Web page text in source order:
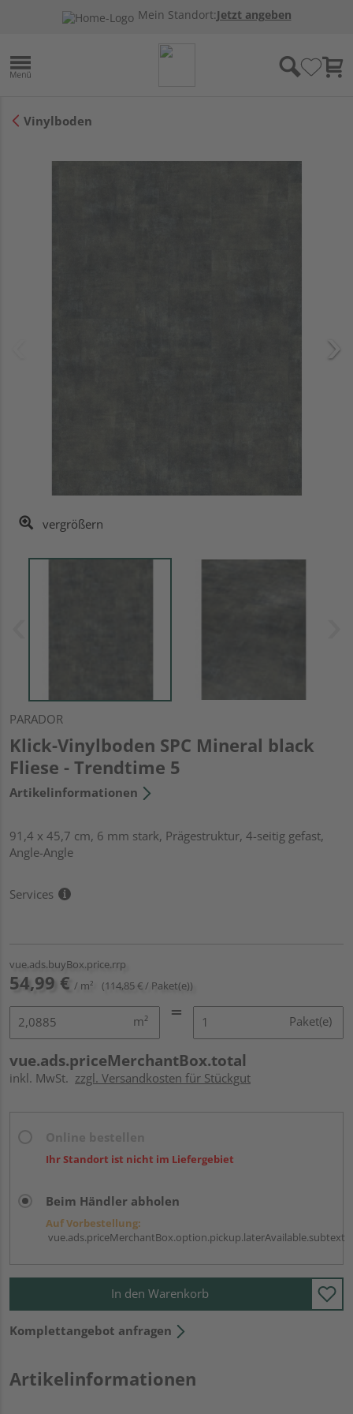
Mein Standort:Jetzt angeben
Vinylboden
vergrößern
PARADOR
Klick-Vinylboden SPC Mineral black
Fliese - Trendtime 5
Artikelinformationen
91,4 x 45,7 cm, 6 mm stark, Prägestruktur, 4-seitig gefast,
Angle-Angle
Services
vue.ads.buyBox.price.rrp
54,99 € / m² (114,85 € / Paket(e))
m² Paket(e)
vue.ads.priceMerchantBox.total
inkl. MwSt. zzgl. Versandkosten für Stückgut
Ihr Standort ist nicht im Liefergebiet
Beim Händler abholen
Auf Vorbestellung:
vue.ads.priceMerchantBox.option.pickup.laterAvailable.subtext
In den Warenkorb
Komplettangebot anfragen
Artikelinformationen